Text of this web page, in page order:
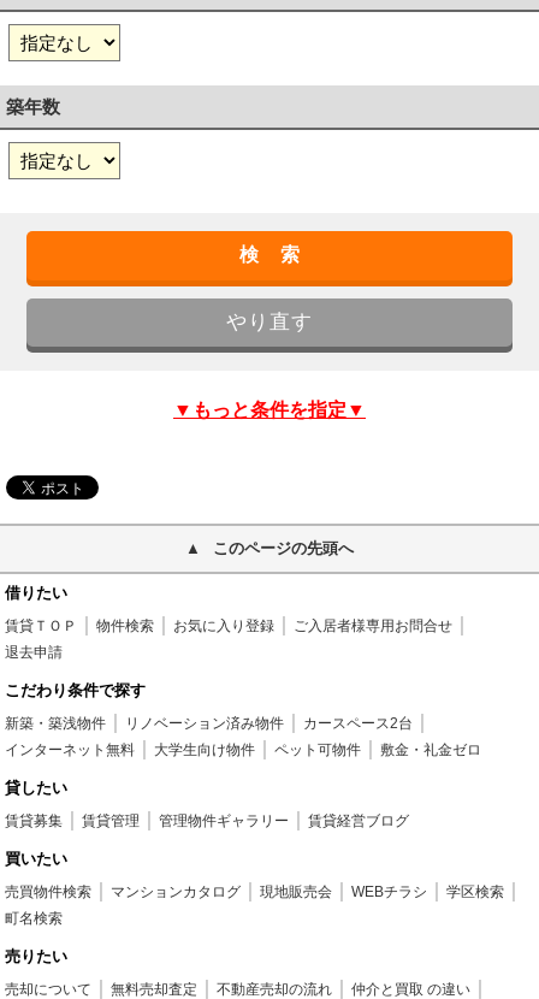
築年数
▼もっと条件を指定▼
このページの先頭へ
借りたい
賃貸ＴＯＰ 物件検索 お気に入り登録
ご入居者様専用お問合せ
退去申請
こだわり条件で探す
新築・築浅物件 リノベーション済み物件
カースペース2台
インターネット無料
大学生向け物件 ペット可物件 敷金・礼金ゼロ
貸したい
賃貸募集 賃貸管理 管理物件ギャラリー 賃貸経営ブログ
買いたい
売買物件検索 マンションカタログ 現地販売会 WEBチラシ
学区検索
町名検索
売りたい
売却について 無料売却査定 不動産売却の流れ
仲介と買取 の違い